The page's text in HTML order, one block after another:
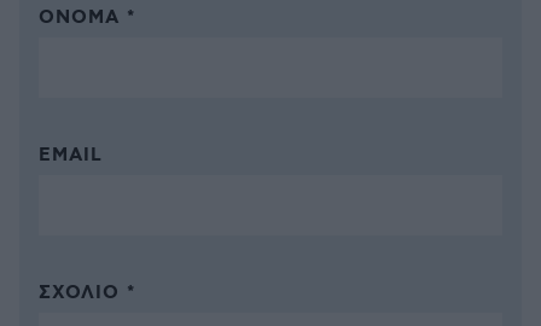
ΌΝΟΜΑ *
EMAIL
ΣΧΌΛΙΟ *